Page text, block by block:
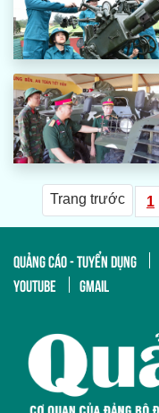
Trang trước 1
QUẢNG CÁO - TUYỂN DỤNG
YOUTUBE
GMAIL